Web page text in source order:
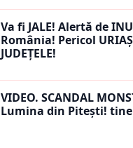
Va fi JALE! Alertă de
România! Pericol
JUDEȚELE!
VIDEO. SCANDAL
Lumina din Pitești!